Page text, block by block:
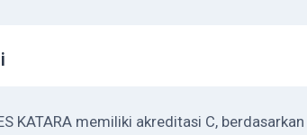
KATARA memiliki akreditasi C,